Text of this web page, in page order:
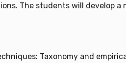
The students will develop
Taxonomy and